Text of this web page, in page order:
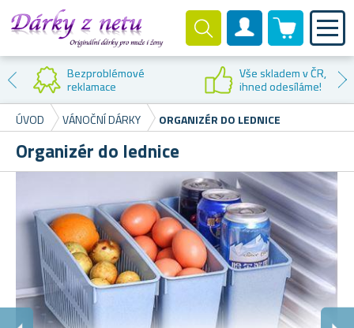
Zákaznický účet
0 produktů
Bezproblémové
reklamace
Vše skladem v ČR,
ihned odesíláme!
ÚVOD
VÁNOČNÍ DÁRKY ORGANIZÉR DO LEDNICE
Organizér do lednice